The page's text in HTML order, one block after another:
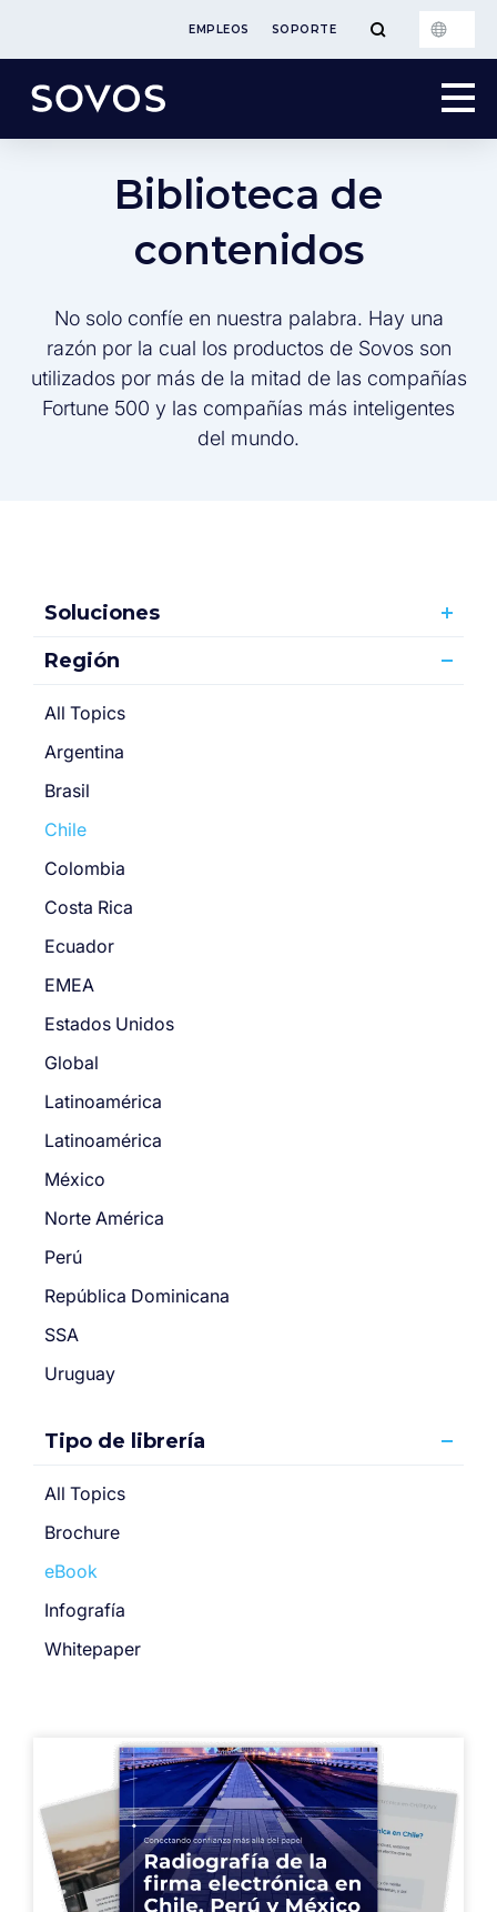
EMPLEOS SOPORTE
Biblioteca de
contenidos
No solo confíe en nuestra palabra. Hay una
razón por la cual los productos de Sovos son
utilizados por más de la mitad de las compañías
Fortune 500 y las compañías más inteligentes
del mundo.
Soluciones
Región
All Topics
Argentina
Brasil
Chile
Colombia
Costa Rica
Ecuador
EMEA
Estados Unidos
Global
Latinoamérica
Latinoamérica
México
Norte América
Perú
República Dominicana
SSA
Uruguay
Tipo de librería
All Topics
Brochure
eBook
Infografía
Whitepaper